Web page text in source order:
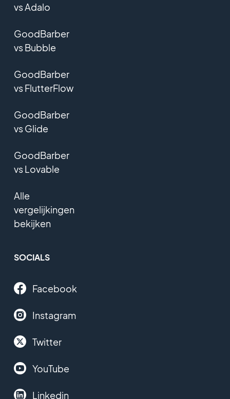
vs Adalo
GoodBarber
vs Bubble
GoodBarber
vs FlutterFlow
GoodBarber
vs Glide
GoodBarber
vs Lovable
Alle
vergelijkingen
bekijken
SOCIALS
Facebook
Instagram
Twitter
YouTube
Linkedin